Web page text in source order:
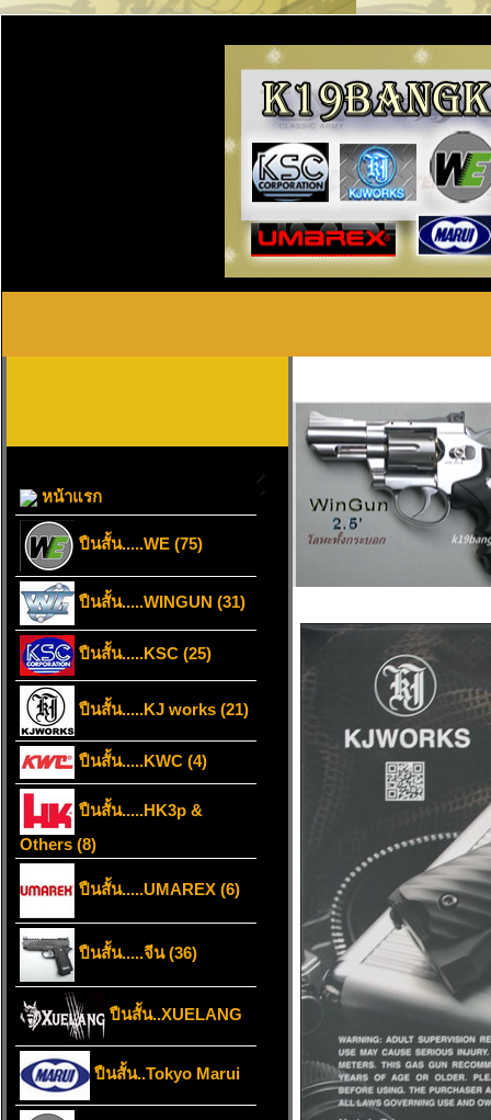
หน้าแรก
ปืนสั้น.....WE (75)
ปืนสั้น.....WINGUN (31)
ปืนสั้น.....KSC (25)
ปืนสั้น.....KJ works (21)
ปืนสั้น.....KWC (4)
ปืนสั้น.....HK3p &
Others (8)
ปืนสั้น.....UMAREX (6)
ปืนสั้น.....จีน (36)
ปืนสั้น..XUELANG
ปืนสั้น..Tokyo Marui